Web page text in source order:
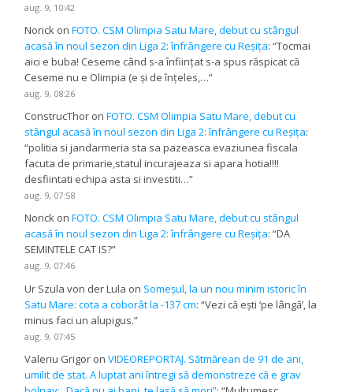
aug. 9, 10:42
Norick onFOTO. CSM Olimpia Satu Mare, debut cu stângul
acasă în noul sezon din Liga 2: înfrângere cu Reșița: “Tocmai
aici e buba! Ceseme când s-a înființat s-a spus răspicat că
Ceseme nu e Olimpia (e și de înțeles,…”
aug. 9, 08:26
ConstrucThor onFOTO. CSM Olimpia Satu Mare, debut cu
stângul acasă în noul sezon din Liga 2: înfrângere cu Reșița:
“politia si jandarmeria sta sa pazeasca evaziunea fiscala
facuta de primarie,statul incurajeaza si apara hotia!!!!
desfiintati echipa asta si investiti…”
aug. 9, 07:58
Norick onFOTO. CSM Olimpia Satu Mare, debut cu stângul
acasă în noul sezon din Liga 2: înfrângere cu Reșița: “DA
SEMINTELE CAT IS?”
aug. 9, 07:46
Ur Szula von der Lula on Someșul, la un nou minim istoric în
Satu Mare: cota a coborât la -137 cm: “Vezi că ești ‘pe lângă’, la
minus faci un alupigus.”
aug. 9, 07:45
Valeriu Grigor onVIDEOREPORTAJ. Sătmărean de 91 de ani,
umilit de stat. A luptat ani întregi să demonstreze că e grav